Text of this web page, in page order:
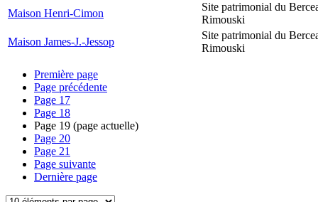
Maison Henri-Cimon
Site patrimonial du
Rimouski
Maison James-J.-Jessop
Site patrimonial du
Rimouski
Première page
Page précédente
Page 17
Page 18
Page 19 (page actuelle)
Page 20
Page 21
Page suivante
Dernière page